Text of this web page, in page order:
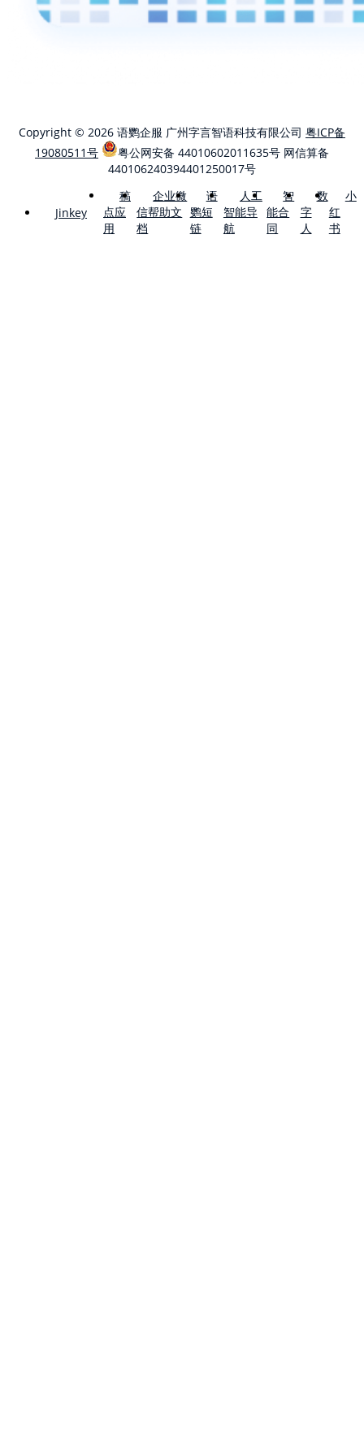
Copyright © 2026 语鹦企服 广州字言智语科技有限公司 粤ICP备
19080511号
粤公网安备 44010602011635号 网信算备
440106240394401250017号
Jinkey
稿
点应
用
企业微
信帮助文
档
语
鹦短
链
人工
智能导
航
智
能合
同
数
字
人
小
红
书